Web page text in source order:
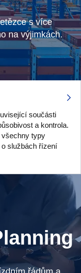
s více
na výjimkách.
součásti
a kontrola.
všechny typy
službách řízení